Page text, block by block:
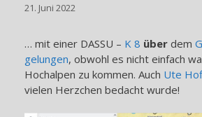
21. Juni 2022
… mit einer DASSU – K 8 über dem
gelungen, obwohl es nicht einfach
Hochalpen zu kommen. Auch Ute
vielen Herzchen bedacht wurde!